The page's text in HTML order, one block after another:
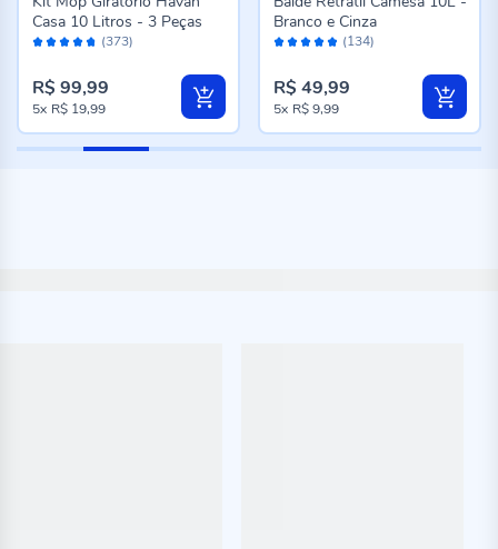
Avaliação: (373)
Casa 10 Litros - 3 Peças
R$ 99,99
5x R$ 19,99
Avaliação: (134)
Branco e Cinza
R$ 49,99
5x R$ 9,99